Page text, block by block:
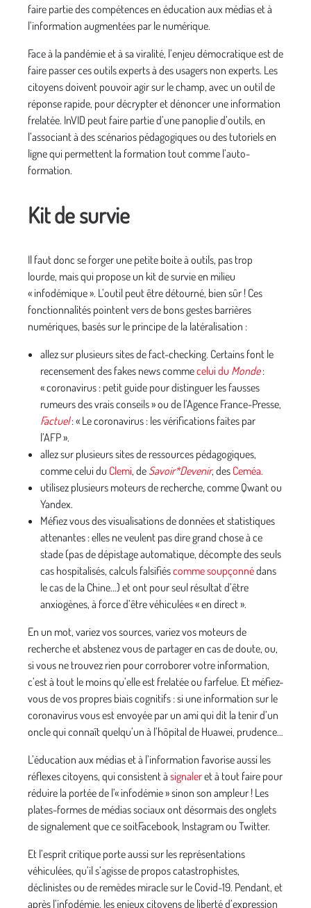
faire partie des compétences en éducation aux médias et à
l’information augmentées par le numérique.
Face à la pandémie et à sa viralité, l’enjeu démocratique est de
faire passer ces outils experts à des usagers non experts. Les
citoyens doivent pouvoir agir sur le champ, avec un outil de
réponse rapide, pour décrypter et dénoncer une information
frelatée. InVID peut faire partie d’une panoplie d’outils, en
l’associant à des scénarios pédagogiques ou des tutoriels en
ligne qui permettent la formation tout comme l’auto-
formation.
Kit de survie
Il faut donc se forger une petite boite à outils, pas trop
lourde, mais qui propose un kit de survie en milieu
« infodémique ». L’outil peut être détourné, bien sûr ! Ces
fonctionnalités pointent vers de bons gestes barrières
numériques, basés sur le principe de la latéralisation :
allez sur plusieurs sites de fact-checking. Certains font le
recensement des fakes news commecelui du Monde:
« coronavirus : petit guide pour distinguer les fausses
rumeurs des vrais conseils » ou de l’Agence France-Presse,
Factuel: « Le coronavirus : les vérifications faites par
l’AFP ».
allez sur plusieurs sites de ressources pédagogiques,
comme celui du Clemi, de Savoir*Devenir, des Ceméa.
utilisez plusieurs moteurs de recherche, comme Qwant ou
Yandex.
Méfiez vous des visualisations de données et statistiques
attenantes : elles ne veulent pas dire grand chose à ce
stade (pas de dépistage automatique, décompte des seuls
cas hospitalisés, calculs falsifiéscomme soupçonnédans
le cas de la Chine…) et ont pour seul résultat d’être
anxiogènes, à force d’être véhiculées « en direct ».
En un mot, variez vos sources, variez vos moteurs de
recherche et abstenez vous de partager en cas de doute, ou,
si vous ne trouvez rien pour corroborer votre information,
c’est à tout le moins qu’elle est frelatée ou farfelue. Et méfiez-
vous de vos propres biais cognitifs : si une information sur le
coronavirus vous est envoyée par un ami qui dit la tenir d’un
oncle qui connaît quelqu’un à l’hôpital de Huawei, prudence…
L’éducation aux médias et à l’information favorise aussi les
réflexes citoyens, qui consistent à signaleret à tout faire pour
réduire la portée de l’« infodémie » sinon son ampleur ! Les
plates-formes de médias sociaux ont désormais des onglets
de signalement que ce soitFacebook, Instagram ou Twitter.
Et l’esprit critique porte aussi sur les représentations
véhiculées, qu’il s’agisse de propos catastrophistes,
déclinistes ou de remèdes miracle sur le Covid-19. Pendant, et
après l’infodémie, les enjeux citoyens de liberté d’expression